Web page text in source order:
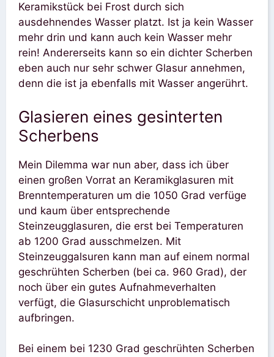
Keramikstück bei Frost durch sich
ausdehnendes Wasser platzt. Ist ja kein Wasser
mehr drin und kann auch kein Wasser mehr
rein! Andererseits kann so ein dichter Scherben
eben auch nur sehr schwer Glasur annehmen,
denn die ist ja ebenfalls mit Wasser angerührt.
Glasieren eines gesinterten
Scherbens
Mein Dilemma war nun aber, dass ich über
einen großen Vorrat an Keramikglasuren mit
Brenntemperaturen um die 1050 Grad verfüge
und kaum über entsprechende
Steinzeugglasuren, die erst bei Temperaturen
ab 1200 Grad ausschmelzen. Mit
Steinzeuggalsuren kann man auf einem normal
geschrühten Scherben (bei ca. 960 Grad), der
noch über ein gutes Aufnahmeverhalten
verfügt, die Glasurschicht unproblematisch
aufbringen.
Bei einem bei 1230 Grad geschrühten Scherben